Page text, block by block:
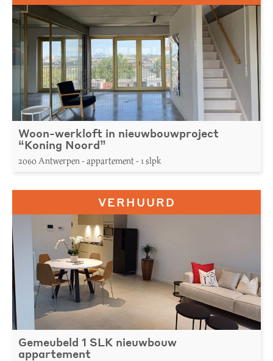
Woon-werkloft in nieuwbouwproject
“Koning Noord”
2060 Antwerpen - appartement - 1 slpk
VERHUURD
Gemeubeld 1 SLK nieuwbouw
appartement